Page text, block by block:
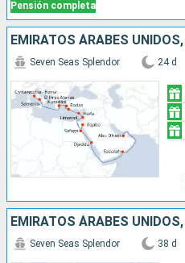
Pensión completa
Seven Seas Splendor 24 d
Seven Seas Splendor 38 d